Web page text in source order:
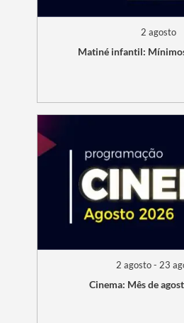
2 agosto
Matiné infantil:
2 agosto - 23
Cinema: Mês de